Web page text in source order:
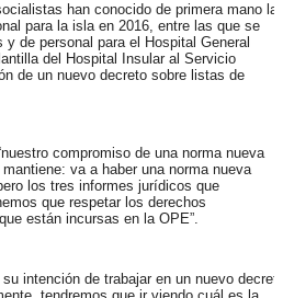
han conocido de primera mano
para la isla en 2016, entre las que se
de personal para el Hospital General
del Hospital Insular al Servicio
de un nuevo decreto sobre listas de
compromiso de una norma nueva
va a haber una norma nueva
los tres informes jurídicos que
que respetar los derechos
están incursas en la OPE”.
intención de trabajar en un nuevo